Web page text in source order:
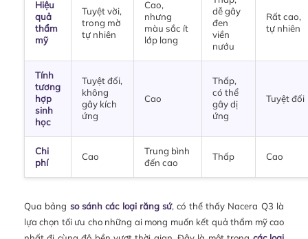
Hiệu
quả
thẩm
mỹ
Tuyệt vời,
trong mờ
tự nhiên
Cao,
nhưng
màu sắc ít
lớp lang
dễ gây
đen
viền
nướu
Rất cao,
tự nhiên
Tính
tương
hợp
sinh
học
Tuyệt đối,
không
gây kích
ứng
Cao
Thấp,
có thể
gây dị
ứng
Tuyệt đối
Chi
phí
Cao
Trung bình
đến cao
Thấp Cao
Qua bảng so sánh các loại răng sứ, có thể thấy Nacera Q3 là
lựa chọn tối ưu cho những ai mong muốn kết quả thẩm mỹ cao